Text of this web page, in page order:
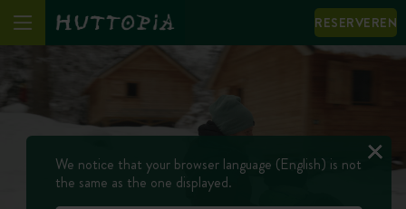
RESERVEREN
We notice that your browser language (English) is not
the same as the one displayed.